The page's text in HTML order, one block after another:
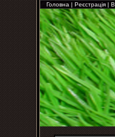
Головна | Реєстрація |